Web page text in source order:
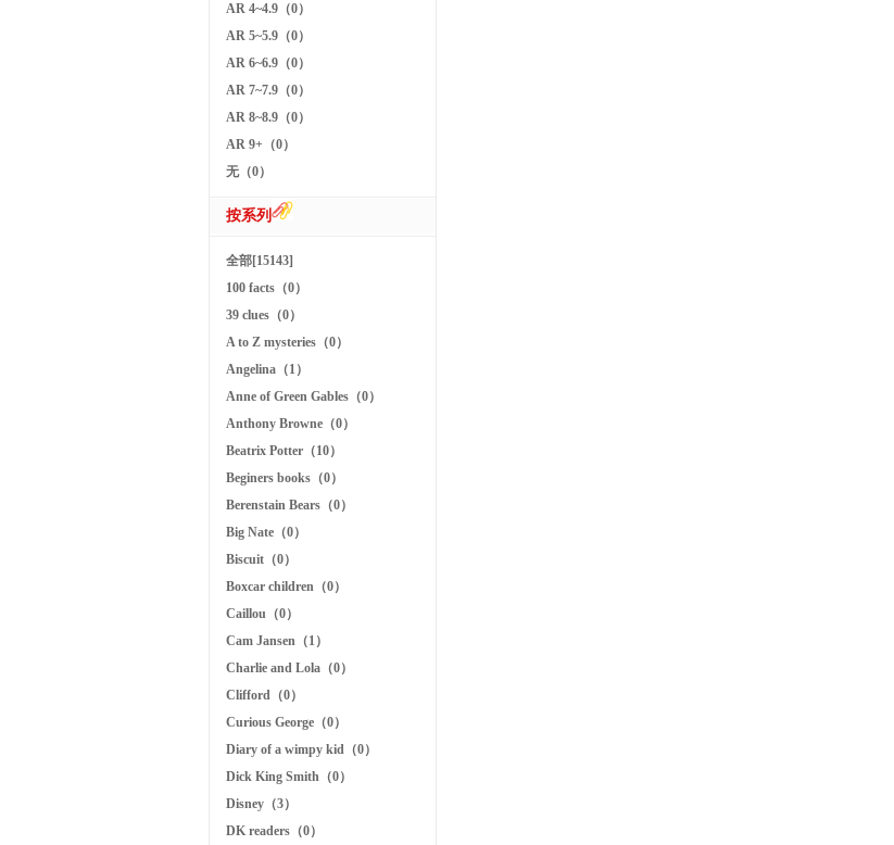
AR 4~4.9（0）
AR 5~5.9（0）
AR 6~6.9（0）
AR 7~7.9（0）
AR 8~8.9（0）
AR 9+（0）
无（0）
按系列
全部[15143]
100 facts（0）
39 clues（0）
A to Z mysteries（0）
Angelina（1）
Anne of Green Gables（0）
Anthony Browne（0）
Beatrix Potter（10）
Beginers books（0）
Berenstain Bears（0）
Big Nate（0）
Biscuit（0）
Boxcar children（0）
Caillou（0）
Cam Jansen（1）
Charlie and Lola（0）
Clifford（0）
Curious George（0）
Diary of a wimpy kid（0）
Dick King Smith（0）
Disney（3）
DK readers（0）